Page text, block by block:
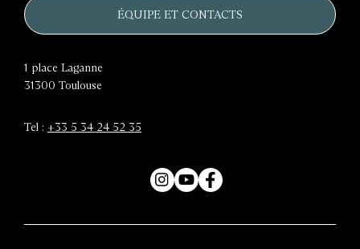
ÉQUIPE ET CONTACTS
1 place Laganne
31300 Toulouse
Tel : +33 5 34 24 52 35
Instagram
YouTubeFacebook